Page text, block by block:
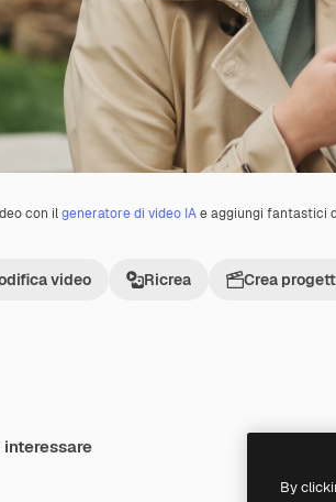
con ilgeneratore di video IAe aggiungi fantastici
video Ricrea Crea
By